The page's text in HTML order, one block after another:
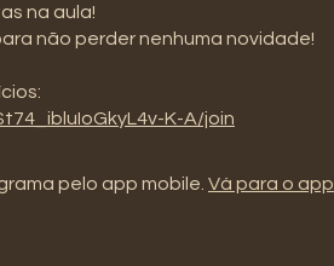
na aula!
não perder nenhuma novidade!
K-A/join
pelo app mobile. Vá para o app